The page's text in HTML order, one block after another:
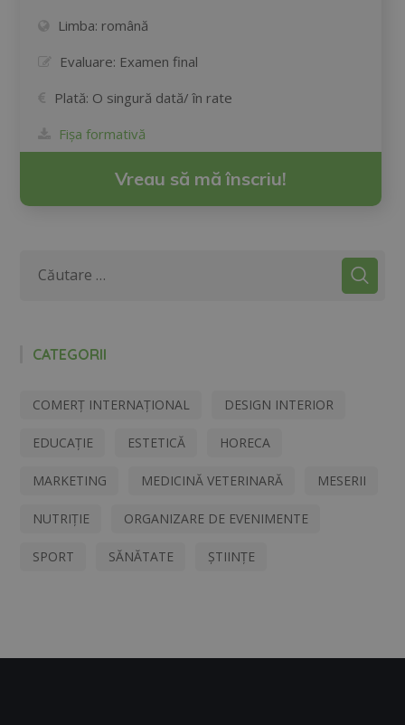
Limba: română
Evaluare: Examen final
Plată: O singură dată/ în rate
Fișa formativă
Vreau să mă înscriu!
CATEGORII
COMERȚ INTERNAȚIONAL DESIGN INTERIOR
EDUCAȚIE ESTETICĂ HORECA
MARKETING MEDICINĂ VETERINARĂ MESERII
NUTRIȚIE ORGANIZARE DE EVENIMENTE
SPORT SĂNĂTATE ȘTIINȚE